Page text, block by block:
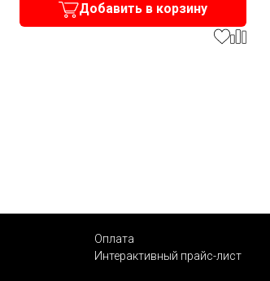
Добавить в корзину
Оплата
Интерактивный прайс-лист